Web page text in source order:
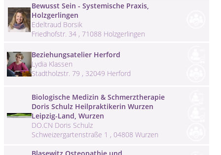
Bewusst Sein - Systemische Praxis,
Holzgerlingen
Edeltraud Borsik
Friedhofstr. 34 , 71088 Holzgerlingen
Beziehungsatelier Herford
Lydia Klassen
Stadtholzstr. 79 , 32049 Herford
Biologische Medizin & Schmerztherapie
Doris Schulz Heilpraktikerin Wurzen
Leipzig-Land, Wurzen
DO.CN Doris Schulz
Schweizergartenstraße 1 , 04808 Wurzen